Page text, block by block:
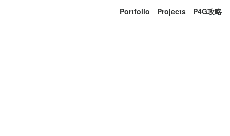
Portfolio Projects P4G攻略